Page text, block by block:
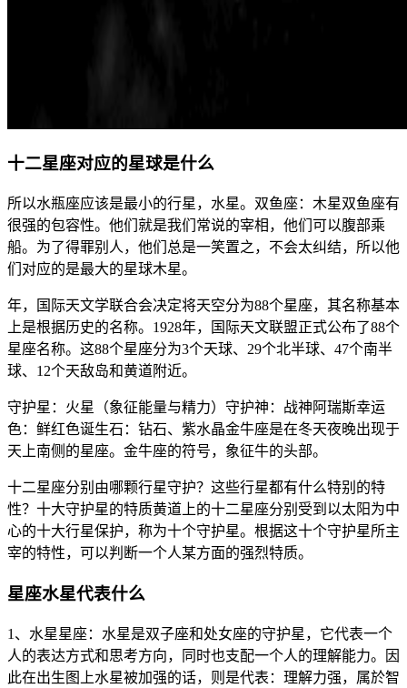
十二星座对应的星球是什么
所以水瓶座应该是最小的行星，水星。双鱼座：木星双鱼座有
很强的包容性。他们就是我们常说的宰相，他们可以腹部乘
船。为了得罪别人，他们总是一笑置之，不会太纠结，所以他
们对应的是最大的星球木星。
年，国际天文学联合会决定将天空分为88个星座，其名称基本
上是根据历史的名称。1928年，国际天文联盟正式公布了88个
星座名称。这88个星座分为3个天球、29个北半球、47个南半
球、12个天敌岛和黄道附近。
守护星：火星（象征能量与精力）守护神：战神阿瑞斯幸运
色：鲜红色诞生石：钻石、紫水晶金牛座是在冬天夜晚出现于
天上南侧的星座。金牛座的符号，象征牛的头部。
十二星座分别由哪颗行星守护？这些行星都有什么特别的特
性？十大守护星的特质黄道上的十二星座分别受到以太阳为中
心的十大行星保护，称为十个守护星。根据这十个守护星所主
宰的特性，可以判断一个人某方面的强烈特质。
星座水星代表什么
1、水星星座：水星是双子座和处女座的守护星，它代表一个
人的表达方式和思考方向，同时也支配一个人的理解能力。因
此在出生图上水星被加强的话，则是代表：理解力强，属於智